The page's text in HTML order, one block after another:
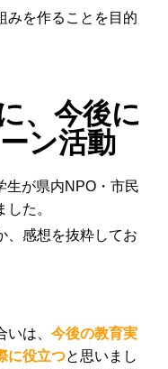
みを作ることを目的
、今後に
ン活動
生が県内NPO・市民
た。
、感想を抜粋してお
は、 今後の教育実
に役立つと思いまし